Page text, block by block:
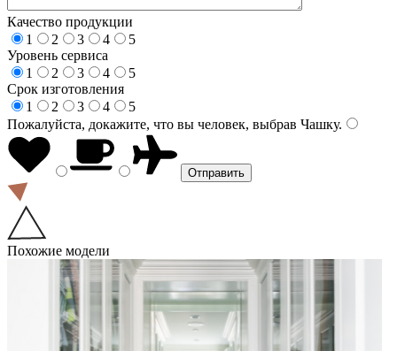
Качество продукции
1
2 3 4
5
Уровень сервиса
1
2 3 4
5
Срок изготовления
1
2 3 4
5
Пожалуйста, докажите, что вы человек, выбрав Чашку.
Похожие модели